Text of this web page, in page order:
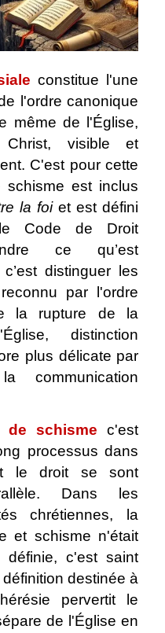
constitue l'une
l'ordre canonique
même de l'Église,
visible et
C'est pour cette
est inclus
la foiet est défini
Code de Droit
ce qu’est
distinguer les
par l'ordre
la rupture de la
distinction
plus délicate par
communication
de schisme c'est
processus dans
le droit se sont
Dans les
chrétiennes, la
et schisme n'était
définie, c'est saint
destinée à
pervertit le
de l'Église en